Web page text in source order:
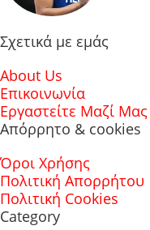
Σχετικά με εμάς
About Us
Επικοινωνία
Εργαστείτε Μαζί Μας
Απόρρητο & cookies
Όροι Χρήσης
Πολιτική Απορρήτου
Πολιτική Cookies
Category